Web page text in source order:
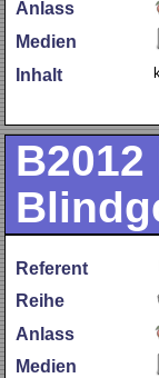
Anlass
Medien
Inhalt
B2012
Referent
Reihe
Anlass
Medien